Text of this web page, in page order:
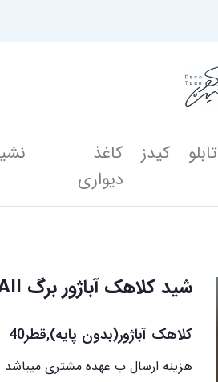
تابلو کیدز
کاغذ
دیواری
شید کلاهک آباژور برگ HAWAII
کلاهک آباژور(بدون پایه),قطر40
هزینه ارسال ب عهده مشتری میباشد